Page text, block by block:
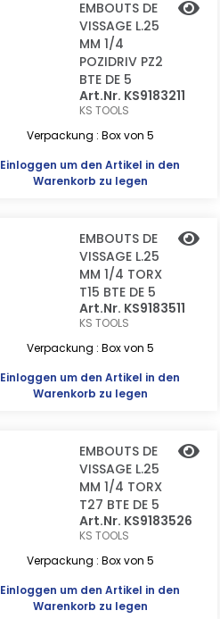
EMBOUTS DE
VISSAGE L.25
MM 1/4
POZIDRIV PZ2
BTE DE 5
Art.Nr. KS9183211
KS TOOLS
Verpackung : Box von 5
Einloggen um den Artikel in den
Warenkorb zu legen
EMBOUTS DE
VISSAGE L.25
MM 1/4 TORX
T15 BTE DE 5
Art.Nr. KS9183511
KS TOOLS
Verpackung : Box von 5
Einloggen um den Artikel in den
Warenkorb zu legen
EMBOUTS DE
VISSAGE L.25
MM 1/4 TORX
T27 BTE DE 5
Art.Nr. KS9183526
KS TOOLS
Verpackung : Box von 5
Einloggen um den Artikel in den
Warenkorb zu legen